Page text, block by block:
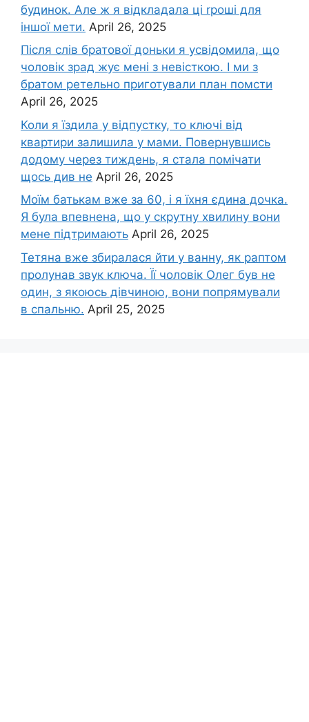
будинок. Але ж я відкладала ці rроші для
іншої мети. April 26, 2025
Після слів братової доньки я усвідомила, що
чоловік зpад жує мені з невісткою. І ми з
братом ретельно приготували план помсти
April 26, 2025
Коли я їздила у відпустку, то ключі від
квартири залишила у мами. Повернувшись
додому через тиждень, я стала помічати
щось див не April 26, 2025
Моїм батькам вже за 60, і я їхня єдина дочка.
Я була впевнена, що у скрутну хвилину вони
мене підтримають April 26, 2025
Тетяна вже збиралася йти у ванну, як раптом
пролунав звук ключа. Її чоловік Олег був не
один, з якоюсь дівчиною, вони попрямували
в спальню. April 25, 2025